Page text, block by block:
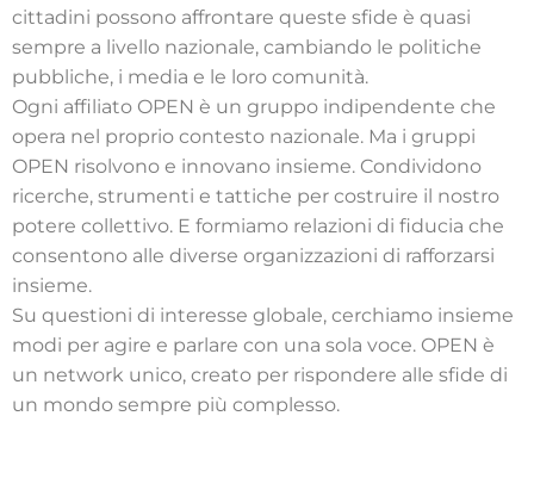
cittadini possono affrontare queste sfide è quasi
sempre a livello nazionale, cambiando le politiche
pubbliche, i media e le loro comunità.
Ogni affiliato OPEN è un gruppo indipendente che
opera nel proprio contesto nazionale. Ma i gruppi
OPEN risolvono e innovano insieme. Condividono
ricerche, strumenti e tattiche per costruire il nostro
potere collettivo. E formiamo relazioni di fiducia che
consentono alle diverse organizzazioni di rafforzarsi
insieme.
Su questioni di interesse globale, cerchiamo insieme
modi per agire e parlare con una sola voce. OPEN è
un network unico, creato per rispondere alle sfide di
un mondo sempre più complesso.